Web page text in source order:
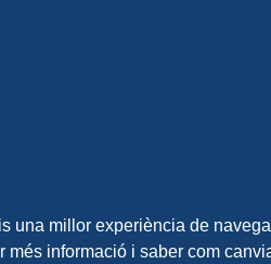
una millor experiència de
informació i saber com